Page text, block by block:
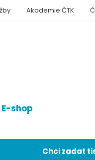
E-shop
Akademie ČTK
Chci zadat